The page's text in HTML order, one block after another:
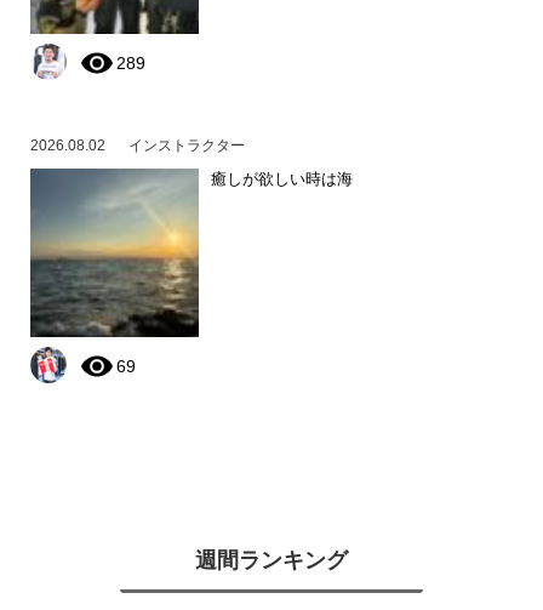
289
2026.08.02 インストラクター
癒しが欲しい時は海
69
週間ランキング